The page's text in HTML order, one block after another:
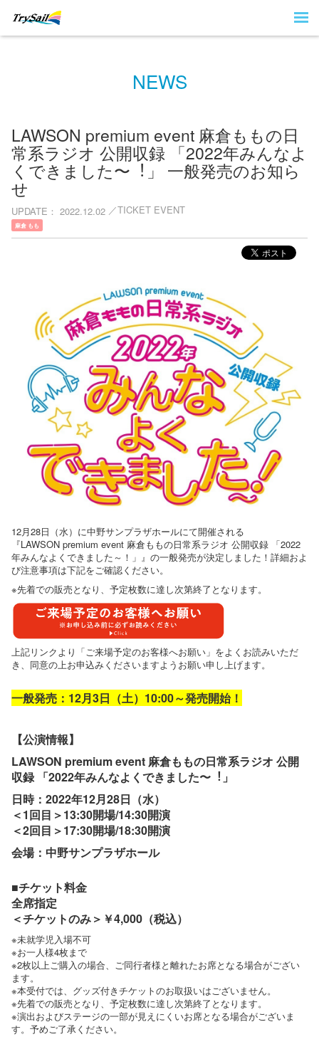
NEWS
LAWSON premium event ⿇倉ももの⽇
常系ラジオ 公開収録 「2022年みんなよ
くできました〜︕」 一般発売のお知ら
せ
UPDATE 2022.12.02 TICKET EVENT
麻倉 もも
12月28日（水）に中野サンプラザホールにて開催される
『LAWSON premium event 麻倉ももの日常系ラジオ 公開収録 「2022
年みんなよくできました～！」』の一般発売が決定しました！詳細およ
び注意事項は下記をご確認ください。
※先着での販売となり、予定枚数に達し次第終了となります。
上記リンクより「ご来場予定のお客様へお願い」をよくお読みいただ
き、同意の上お申込みくださいますようお願い申し上げます。
一般発売：12月3日（土）10:00～発売開始！
【公演情報】
LAWSON premium event ⿇倉ももの⽇常系ラジオ 公開
収録 「2022年みんなよくできました〜︕」
日時：2022年12月28日（水）
＜1回目＞13:30開場/14:30開演
＜2回目＞17:30開場/18:30開演
会場：中野サンプラザホール
■チケット料金
全席指定
＜チケットのみ＞￥4,000（税込）
※未就学児入場不可
※お一人様4枚まで
※2枚以上ご購入の場合、ご同行者様と離れたお席となる場合がござい
ます。
※本受付では、グッズ付きチケットのお取扱いはございません。
※先着での販売となり、予定枚数に達し次第終了となります。
※演出およびステージの一部が見えにくいお席となる場合がございま
す。予めご了承ください。